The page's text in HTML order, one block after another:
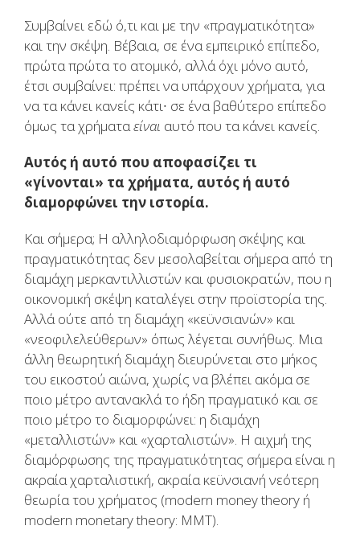
Συμβαίνει εδώ ό,τι και με την «πραγματικότητα»
και την σκέψη. Βέβαια, σε ένα εμπειρικό επίπεδο,
πρώτα πρώτα το ατομικό, αλλά όχι μόνο αυτό,
έτσι συμβαίνει: πρέπει να υπάρχουν χρήματα, για
να τα κάνει κανείς κάτι∙ σε ένα βαθύτερο επίπεδο
όμως τα χρήματαείναι αυτό που τα κάνει κανείς.
Αυτός ή αυτό που αποφασίζει τι
«γίνονται» τα χρήματα, αυτός ή αυτό
διαμορφώνει την ιστορία.
Και σήμερα; Η αλληλοδιαμόρφωση σκέψης και
πραγματικότητας δεν μεσολαβείται σήμερα από τη
διαμάχη μερκαντιλλιστών και φυσιοκρατών, που η
οικονομική σκέψη καταλέγει στην προϊστορία της.
Αλλά ούτε από τη διαμάχη «κεϋνσιανών» και
«νεοφιλελεύθερων» όπως λέγεται συνήθως. Μια
άλλη θεωρητική διαμάχη διευρύνεται στο μήκος
του εικοστού αιώνα, χωρίς να βλέπει ακόμα σε
ποιο μέτρο αντανακλά το ήδη πραγματικό και σε
ποιο μέτρο το διαμορφώνει: η διαμάχη
«μεταλλιστών» και «χαρταλιστών». Η αιχμή της
διαμόρφωσης της πραγματικότητας σήμερα είναι η
ακραία χαρταλιστική, ακραία κεϋνσιανή νεότερη
θεωρία του χρήματος (modern money theory ή
modern monetary theory: ΜΜΤ).